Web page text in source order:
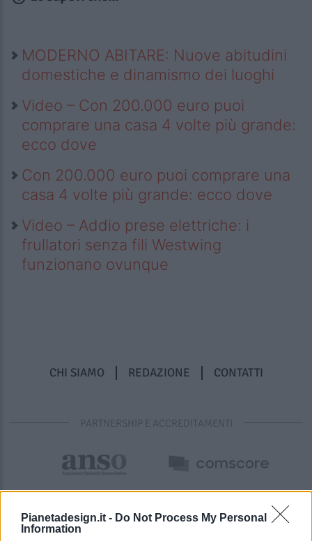
Pianetadesign.it - Do Not Process My Personal
Information
MODERNO ABITARE: Nuove abitudini
domestiche e dinamismo dei luoghi
Video – Con 200.000 euro puoi
comprare una casa 4 volte più grande:
ecco dove
Con 200.000 euro puoi comprare una
casa 4 volte più grande: ecco dove
Video – Addio prese elettriche: i
frullatori senza fili Westwing
funzionano ovunque
CHI SIAMO REDAZIONE CONTATTI
PARTNERSHIP E ACCREDITAMENTI